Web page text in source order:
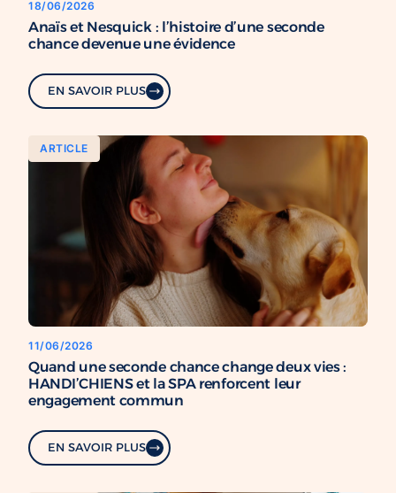
18/06/2026
Anaïs et Nesquick : l’histoire d’une seconde
chance devenue une évidence
EN SAVOIR PLUS
ARTICLE
11/06/2026
Quand une seconde chance change deux vies :
HANDI’CHIENS et la SPA renforcent leur
engagement commun
EN SAVOIR PLUS